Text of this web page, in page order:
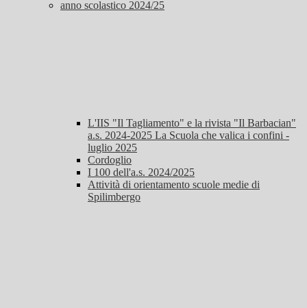
anno scolastico 2024/25
L'IIS "Il Tagliamento" e la rivista "Il Barbacian"
a.s. 2024-2025 La Scuola che valica i confini -
luglio 2025
Cordoglio
I 100 dell'a.s. 2024/2025
Attività di orientamento scuole medie di
Spilimbergo